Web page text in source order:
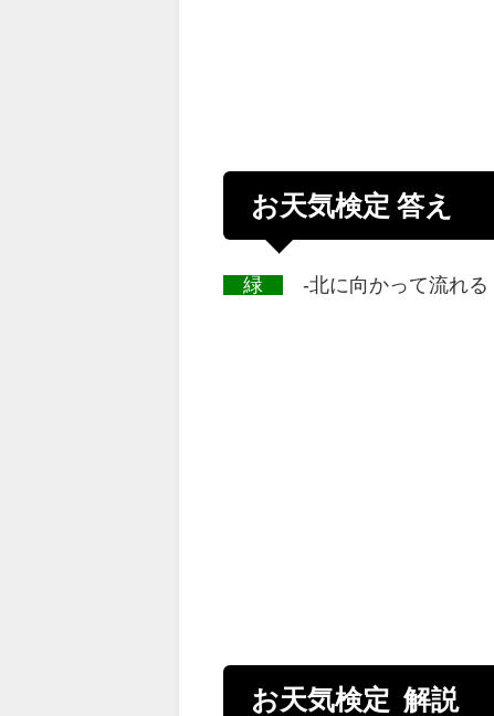
お天気検定 答え
緑 -北に向かって流れる
お天気検定 解説